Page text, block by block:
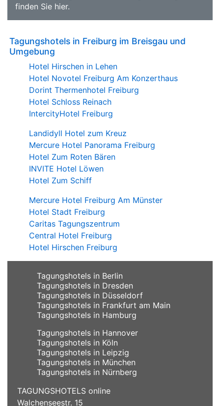
finden Sie hier.
Tagungshotels in Freiburg im Breisgau und
Umgebung
Hotel Hirschen in Lehen
Hotel Novotel Freiburg Am Konzerthaus
Dorint Thermenhotel Freiburg
Hotel Schloss Reinach
IntercityHotel Freiburg
Landidyll Hotel zum Kreuz
Mercure Hotel Panorama Freiburg
Hotel Zum Roten Bären
INVITE Hotel Löwen
Hotel Zum Schiff
Mercure Hotel Freiburg Am Münster
Hotel Stadt Freiburg
Caritas Tagungszentrum
Central Hotel Freiburg
Hotel Hirschen Freiburg
Tagungshotels in Berlin
Tagungshotels in Dresden
Tagungshotels in Düsseldorf
Tagungshotels in Frankfurt am Main
Tagungshotels in Hamburg
Tagungshotels in Hannover
Tagungshotels in Köln
Tagungshotels in Leipzig
Tagungshotels in München
Tagungshotels in Nürnberg
TAGUNGSHOTELS online
Walchenseestr. 15